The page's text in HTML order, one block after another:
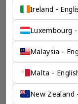
一个全
保驾护
奕资环球是您值得
咨询有限公司的零
咨询机构，接触世
凭借其战略优势，
来，并为21个行业
Ireland -
Luxembourg
Malaysia -
Malta -
New Zealand